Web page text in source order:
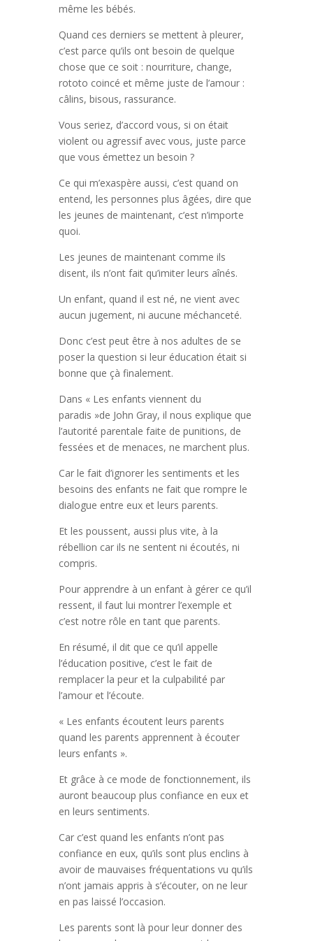
même les bébés.
Quand ces derniers se mettent à pleurer,
c’est parce qu’ils ont besoin de quelque
chose que ce soit : nourriture, change,
rototo coincé et même juste de l’amour :
câlins, bisous, rassurance.
Vous seriez, d’accord vous, si on était
violent ou agressif avec vous, juste parce
que vous émettez un besoin ?
Ce qui m’exaspère aussi, c’est quand on
entend, les personnes plus âgées, dire que
les jeunes de maintenant, c’est n’importe
quoi.
Les jeunes de maintenant comme ils
disent, ils n’ont fait qu’imiter leurs aînés.
Un enfant, quand il est né, ne vient avec
aucun jugement, ni aucune méchanceté.
Donc c’est peut être à nos adultes de se
poser la question si leur éducation était si
bonne que çà finalement.
Dans « Les enfants viennent du
paradis »de John Gray, il nous explique que
l’autorité parentale faite de punitions, de
fessées et de menaces, ne marchent plus.
Car le fait d’ignorer les sentiments et les
besoins des enfants ne fait que rompre le
dialogue entre eux et leurs parents.
Et les poussent, aussi plus vite, à la
rébellion car ils ne sentent ni écoutés, ni
compris.
Pour apprendre à un enfant à gérer ce qu’il
ressent, il faut lui montrer l’exemple et
c’est notre rôle en tant que parents.
En résumé, il dit que ce qu’il appelle
l’éducation positive, c’est le fait de
remplacer la peur et la culpabilité par
l’amour et l’écoute.
« Les enfants écoutent leurs parents
quand les parents apprennent à écouter
leurs enfants ».
Et grâce à ce mode de fonctionnement, ils
auront beaucoup plus confiance en eux et
en leurs sentiments.
Car c’est quand les enfants n’ont pas
confiance en eux, qu’ils sont plus enclins à
avoir de mauvaises fréquentations vu qu’ils
n’ont jamais appris à s’écouter, on ne leur
en pas laissé l’occasion.
Les parents sont là pour leur donner des